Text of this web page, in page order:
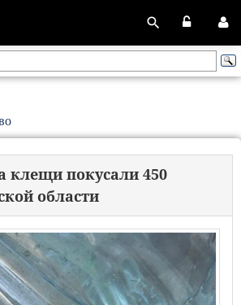
клещи покусали 450
области